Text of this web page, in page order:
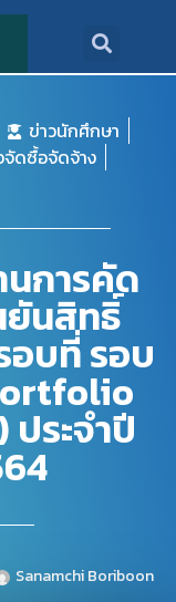
ข่าวนักศึกษา
จัดซื้อจัดจ้าง
การคัด
ยันสิทธิ์
อบที่ รอบ
ระจำปี
Sanamchi Boriboon